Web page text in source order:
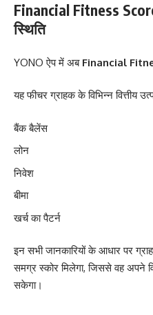
Financial Fitness
स्थिति
YONO ऐप में अब Financial
यह फीचर ग्राहक के विभिन्न वित्तीय
बैंक बैलेंस
लोन
निवेश
बीमा
खर्च का पैटर्न
इन सभी जानकारियों के आधार पर
समग्र स्कोर मिलेगा, जिससे वह अपने
सकेगा।